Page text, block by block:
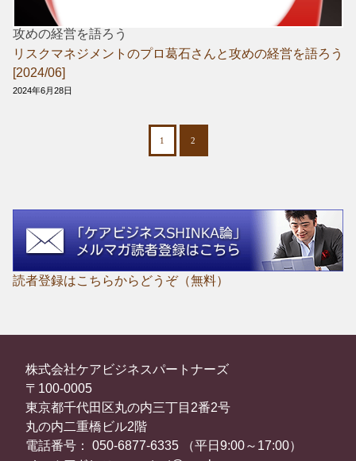
攻めの経営を語ろう
リスクマネジメントのプロ葛石さんと攻めの経営を語ろう
[2024/06]
2024年6月28日
1 2
読者登録はこちらからどうぞ（無料）
株式会社ケアビジネスパートナーズ
〒100-0005
東京都千代田区丸の内三丁目2番2号
丸の内二重橋ビル2階
電話番号： 050-6877-6335 （平日9:00～17:00）